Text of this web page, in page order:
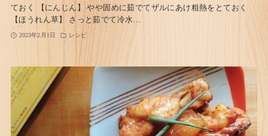
ておく 【にんじん】 やや固めに茹でてザルにあけ粗熱をとておく
【ほうれん草】 さっと茹でて冷水…
2023年2月1日 レシピ